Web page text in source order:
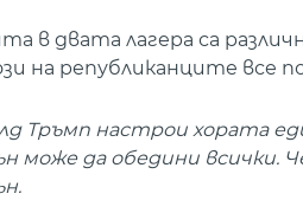
в двата лагера са
на републиканците все
Тръмп настрои хората
може да обедини всички.